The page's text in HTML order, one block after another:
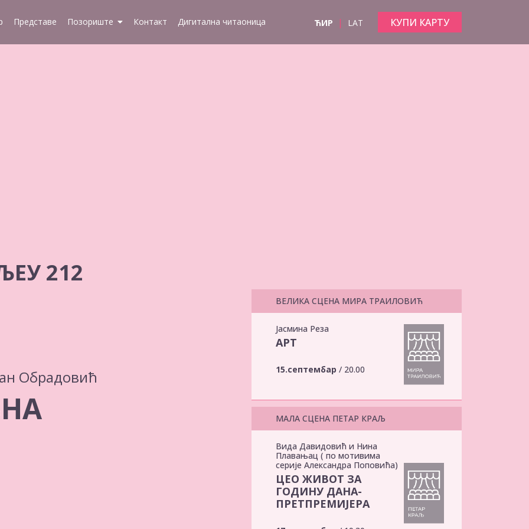
Представе Позориште Контакт Дигитална читаоница ЋИР | LAT КУПИ КАРТУ
212
Обрадовић
ВЕЛИКА СЦЕНА МИРА ТРАИЛОВИЋ
Јасмина Реза
АРТ
15.септембар / 20.00
МАЛА СЦЕНА ПЕТАР КРАЉ
Вида Давидовић и Нина
Плавањац ( по мотивима
серије Александра Поповића)
ЦЕО ЖИВОТ ЗА
ГОДИНУ ДАНА-
ПРЕТПРЕМИЈЕРА